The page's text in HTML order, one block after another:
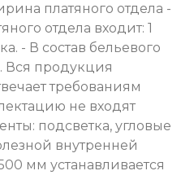
платяного отдела -
отдела входит: 1
- В состав бельевого
Вся продукция
требованиям
не входят
подсветка, угловые
внутренней
мм устанавливается